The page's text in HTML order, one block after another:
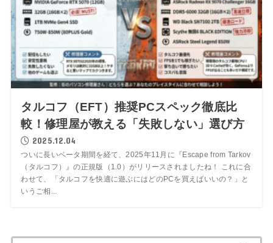
タルコフ（EFT）推奨PCスペック徹底比
較！修理屋が教える「失敗しない」選び方
2025.12.04
ついに長いベータ期間を経て、2025年11月に『Escape from Tarkov
（タルコフ）』の正規版（1.0）がリリースされましたね！ これに合
わせて、「タルコフを快適に遊ぶにはどのPCを買えばいいの？」と
いうご相...